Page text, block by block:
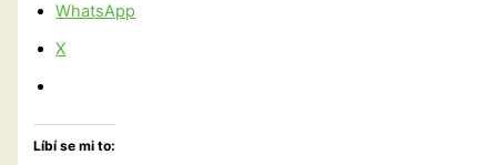
WhatsApp
X
Líbí se mi to: